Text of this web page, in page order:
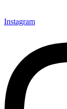
Instagram